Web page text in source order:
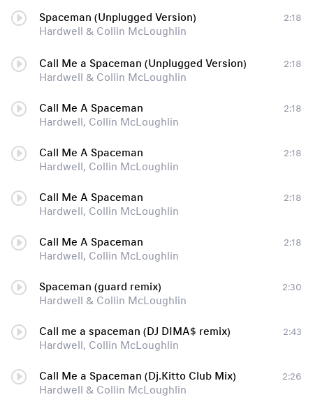
Spaceman (Unplugged Version)
Hardwell & Collin McLoughlin
2:18
Call Me a Spaceman (Unplugged Version)
Hardwell & Collin McLoughlin
2:18
Call Me A Spaceman
Hardwell, Collin McLoughlin
2:18
Call Me A Spaceman
Hardwell, Collin McLoughlin
2:18
Call Me A Spaceman
Hardwell, Collin McLoughlin
2:18
Call Me A Spaceman
Hardwell, Collin McLoughlin
2:18
Spaceman (guard remix)
Hardwell & Collin McLoughlin
2:30
Call me a spaceman (DJ DIMA$ remix)
Hardwell, Collin McLoughlin
2:43
Call Me a Spaceman (Dj.Kitto Club Mix)
Hardwell & Collin McLoughlin
2:26